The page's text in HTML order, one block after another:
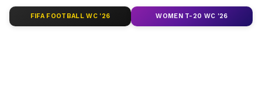
உறவினர்களிடமிருந்து உதவி கிடைக்க
வாய்ப்புள்ளது. குடும்பத்தினர் ஆதரவுடன்
FIFA FOOTBALL WC '26 WOMEN T-20 WC '26